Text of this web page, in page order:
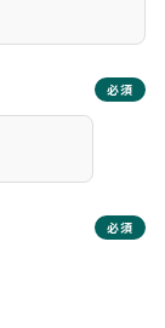
必須
必須